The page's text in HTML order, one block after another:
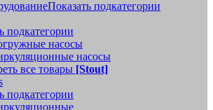
Показать подкатегории
подкатегории
насосы
насосы
все товары [Stout]
подкатегории